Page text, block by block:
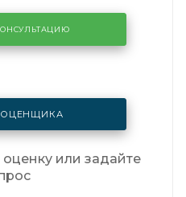
ОЦЕНЩИКА
или задайте